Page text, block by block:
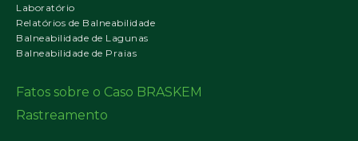
Laboratório
Relatórios de Balneabilidade
Balneabilidade de Lagunas
Balneabilidade de Praias
Fatos sobre o Caso BRASKEM
Rastreamento